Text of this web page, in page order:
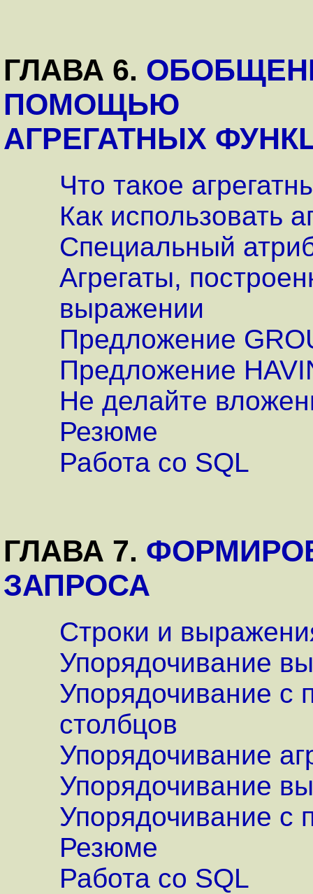
ГЛАВА 6.
ПОМОЩЬЮ
АГРЕГАТНЫХ
Что такое
Как использовать
Специальный
Агрегаты,
выражении
Предложение
Предложение
Не делайте
Резюме
Работа со SQL
ГЛАВА 7.
ЗАПРОСА
Строки и
Упорядочивание
Упорядочивание с
столбцов
Упорядочивание
Упорядочивание
Упорядочивание с
Резюме
Работа со SQL